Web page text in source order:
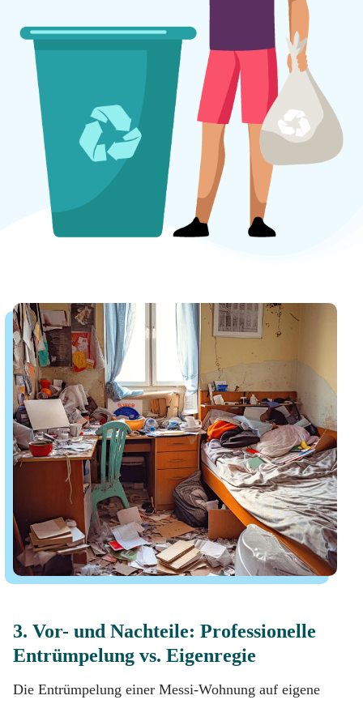
3. Vor- und Nachteile: Professionelle
Entrümpelung vs. Eigenregie
Die Entrümpelung einer Messi-Wohnung auf eigene